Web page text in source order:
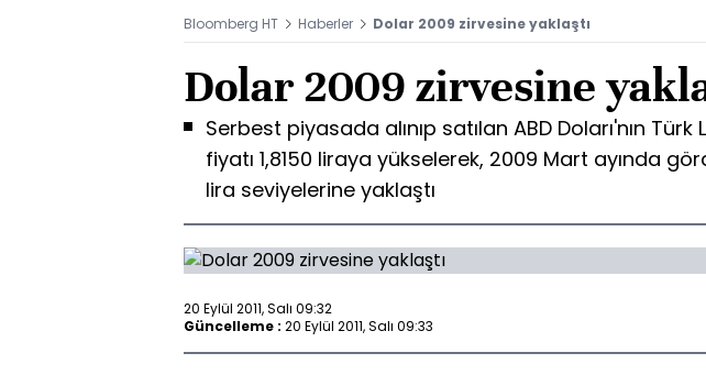
Bloomberg HT Haberler Dolar 2009 zirvesine yaklaştı
Dolar 2009 zirvesine
Serbest piyasada alınıp satılan ABD Doları'nın Türk
fiyatı 1,8150 liraya yükselerek, 2009 Mart ayında
lira seviyelerine yaklaştı
20 Eylül 2011, Salı 09:32
Güncelleme : 20 Eylül 2011, Salı 09:33